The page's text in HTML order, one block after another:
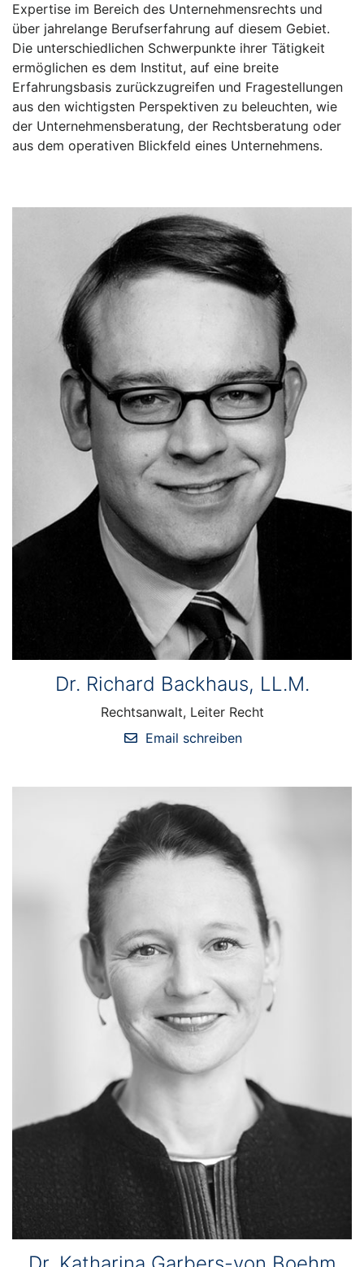
Expertise im Bereich des Unternehmensrechts und
über jahrelange Berufserfahrung auf diesem Gebiet.
Die unterschiedlichen Schwerpunkte ihrer Tätigkeit
ermöglichen es dem Institut, auf eine breite
Erfahrungsbasis zurückzugreifen und Fragestellungen
aus den wichtigsten Perspektiven zu beleuchten, wie
der Unternehmensberatung, der Rechtsberatung oder
aus dem operativen Blickfeld eines Unternehmens.
Dr. Richard Backhaus, LL.M.
Rechtsanwalt, Leiter Recht
Email schreiben